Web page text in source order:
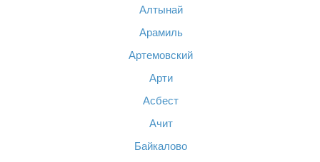
Алтынай
Арамиль
Артемовский
Арти
Асбест
Ачит
Байкалово